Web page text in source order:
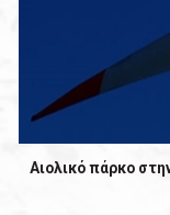
Αιολικό πάρκο